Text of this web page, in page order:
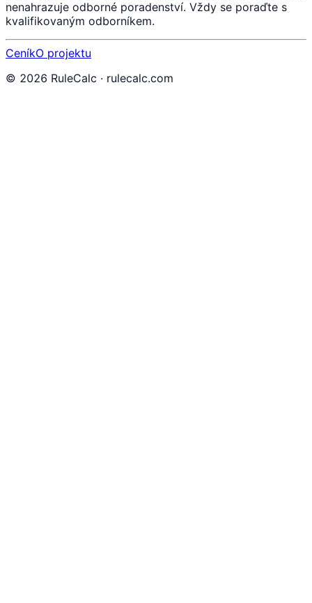
nenahrazuje odborné poradenství. Vždy se poraďte s
kvalifikovaným odborníkem.
CeníkO projektu
© 2026 RuleCalc · rulecalc.com